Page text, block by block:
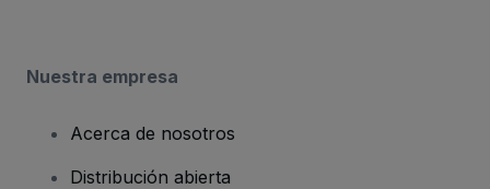
Nuestra empresa
Acerca de nosotros
Distribución abierta